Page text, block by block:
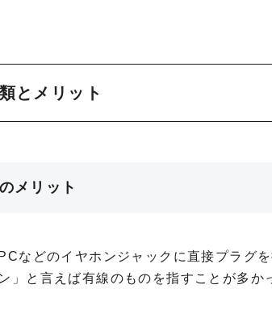
とメリット
メリット
などのイヤホンジャックに直接プラグ
」と言えば有線のものを指すことが多か